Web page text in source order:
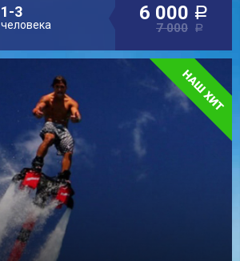
1-3
человека
6 000 a
7 000 a